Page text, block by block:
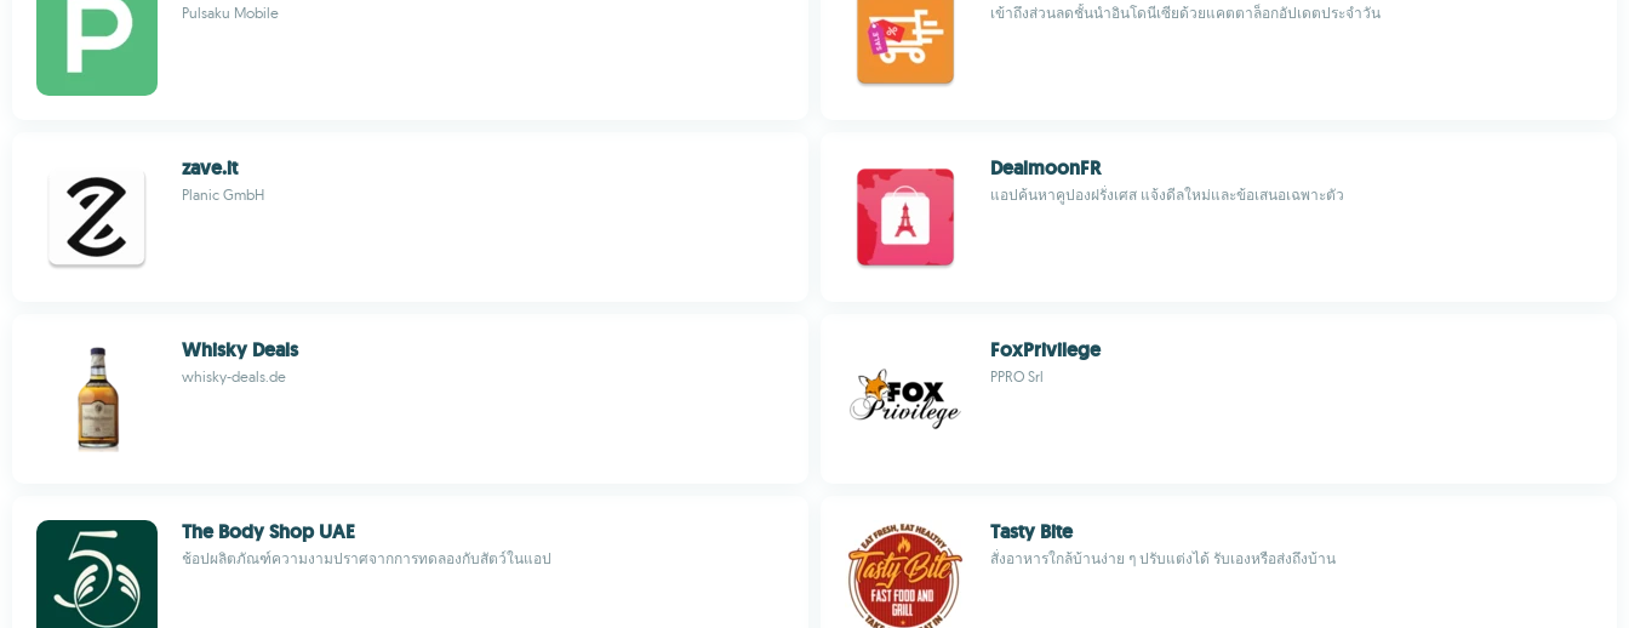
Pulsaku Mobile เข้าถึงส่วนลดชั้นนำอินโดนีเซียด้วยแคตตาล็อกอัปเดตประจำวัน
zave.it
Planic GmbH
DealmoonFR
แอปค้นหาคูปองฝรั่งเศส แจ้งดีลใหม่และข้อเสนอเฉพาะตัว
Whisky Deals
whisky-deals.de
FoxPrivilege
PPRO Srl
The Body Shop UAE
ช้อปผลิตภัณฑ์ความงามปราศจากการทดลองกับสัตว์ในแอป
Tasty Bite
สั่งอาหารใกล้บ้านง่าย ๆ ปรับแต่งได้ รับเองหรือส่งถึงบ้าน